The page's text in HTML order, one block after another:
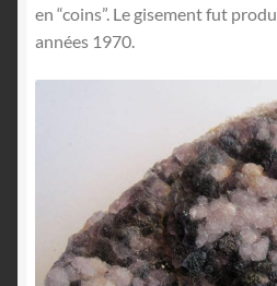
en “coins”. Le gisement fut
années 1970.